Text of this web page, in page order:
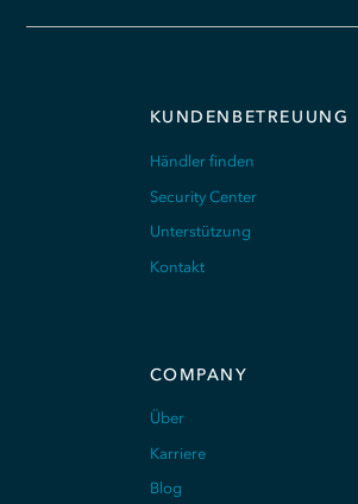
KUNDENBETREUUNG
Händler finden
Security Center
Unterstützung
Kontakt
COMPANY
Über
Karriere
Blog